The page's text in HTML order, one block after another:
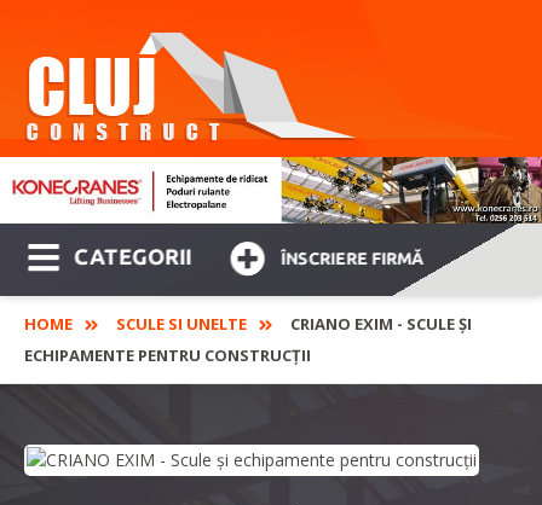
CATEGORII ÎNSCRIERE FIRMĂ
HOME SCULE SI UNELTE
CRIANO EXIM - SCULE ȘI
ECHIPAMENTE PENTRU CONSTRUCȚII